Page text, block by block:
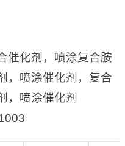
催化剂，喷涂复合胺
，喷涂催化剂，复合
，喷涂催化剂